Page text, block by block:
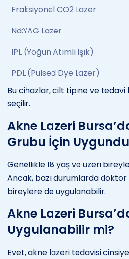
Fraksiyonel CO2 Lazer
Nd:YAG Lazer
IPL (Yoğun Atımlı Işık)
PDL (Pulsed Dye Lazer)
Bu cihazlar, cilt tipine ve
seçilir.
Akne Lazeri
Grubu İçin
Genellikle 18 yaş ve üzeri
Ancak, bazı durumlarda doktor
bireylere de uygulanabilir.
Akne Lazeri
Uygulanabilir mi?
Evet, akne lazeri tedavisi